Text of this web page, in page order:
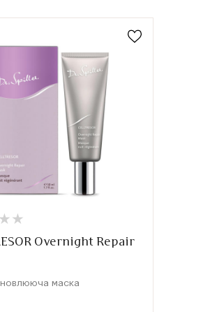
★
★ ★
★
Overnight Repair
маска